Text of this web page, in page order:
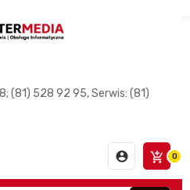
(81) 528 92 95, Serwis: (81)
add_shopping_cart 0
account_circle